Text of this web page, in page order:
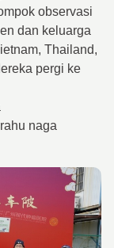
observasi
dan keluarga
Thailand,
pergi ke
naga